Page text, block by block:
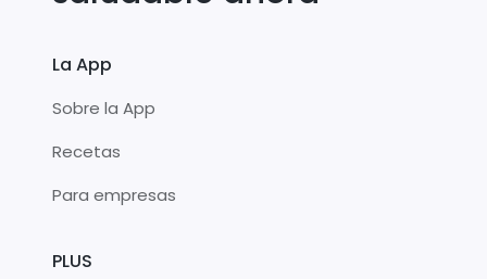
La App
Sobre la App
Recetas
Para empresas
PLUS